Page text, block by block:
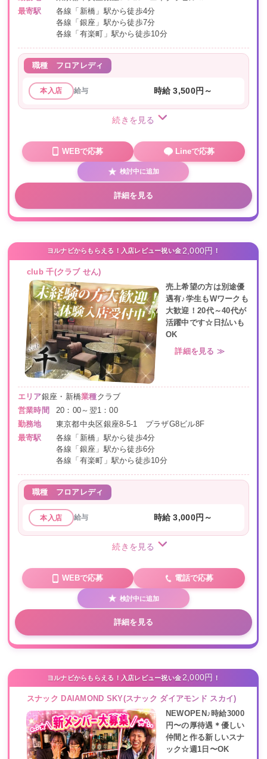
最寄駅
各線「新橋」駅から徒歩4分
各線「銀座」駅から徒歩7分
各線「有楽町」駅から徒歩10分
職種 フロアレディ
本入店 給与 時給 3,500円～
続きを見る
WEBで応募 Lineで応募
検討中に追加
詳細を見る
ヨルナビからもらえる！入店レビュー祝い金 2,000円 ！
club 千(クラブ せん)
売上希望の方は別途優
遇有♪学生もWワークも
大歓迎！20代～40代が
活躍中です☆日払いも
OK
詳細を見る ≫
エリア銀座・新橋業種クラブ
営業時間
20：00～翌1：00
勤務地
東京都中央区銀座8-5-1 プラザG8ビル8F
最寄駅
各線「新橋」駅から徒歩4分
各線「銀座」駅から徒歩6分
各線「有楽町」駅から徒歩10分
職種 フロアレディ
本入店 給与 時給 3,000円～
続きを見る
WEBで応募 電話で応募
検討中に追加
詳細を見る
ヨルナビからもらえる！入店レビュー祝い金2,000円 ！
スナック DAIAMOND SKY(スナック ダイアモンド スカイ)
NEWOPEN♪時給3000
円〜の厚待遇＊優しい
仲間と作る新しいスナ
ック☆週1日〜OK